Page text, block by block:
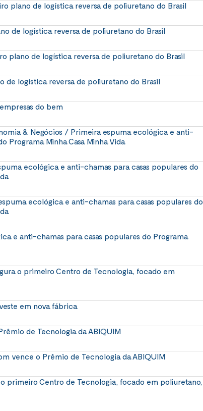
plano de logística reversa de poliuretano do Brasil
de logística reversa de poliuretano do Brasil
plano de logística reversa de poliuretano do Brasil
de logística reversa de poliuretano do Brasil
do bem
& Negócios / Primeira espuma ecológica e anti-
Programa Minha Casa Minha Vida
ecológica e anti-chamas para casas populares do
ecológica e anti-chamas para casas populares do
e anti-chamas para casas populares do Programa
o primeiro Centro de Tecnologia, focado em
em nova fábrica
de Tecnologia da ABIQUIM
vence o Prêmio de Tecnologia da ABIQUIM
primeiro Centro de Tecnologia, focado em poliuretano,